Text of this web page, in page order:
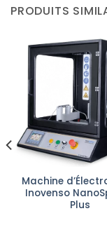
PRODUITS
Machine
Inovenso
Plus